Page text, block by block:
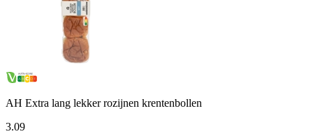
AH Extra lang lekker rozijnen krentenbollen
3.09